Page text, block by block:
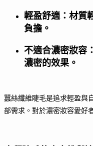
輕盈舒適：材質
負擔。
不適合濃密妝容
濃密的效果。
蠶絲纖維睫毛是追求輕盈與
部需求。對於濃密妝容愛好